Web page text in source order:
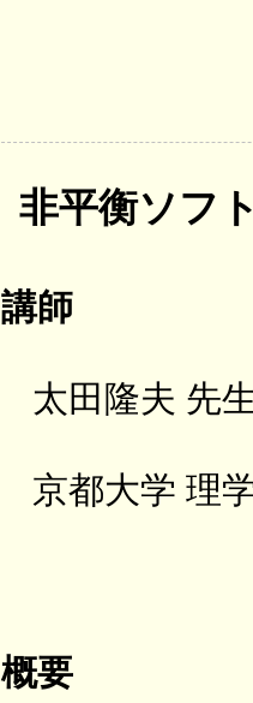
非平衡ソフ
講師
太田隆夫 先生
京都大学 理
概要